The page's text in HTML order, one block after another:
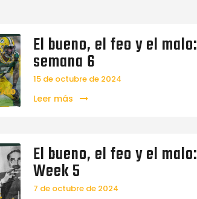
El bueno, el feo y el malo:
semana 6
15 de octubre de 2024
Leer más
El bueno, el feo y el malo:
Week 5
7 de octubre de 2024